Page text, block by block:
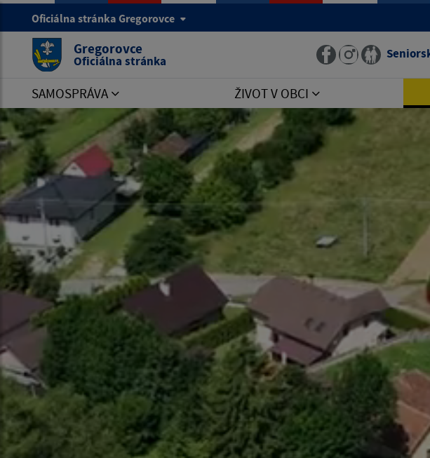
Oficiálna stránka Gregorovce
Gregorovce
Oficiálna stránka
SAMOSPRÁVA ŽIVOT V OBCI